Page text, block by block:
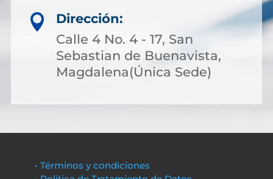

Dirección:
Calle 4 No. 4 - 17, San
Sebastian de Buenavista,
Magdalena(Única Sede)
• Términos y condiciones